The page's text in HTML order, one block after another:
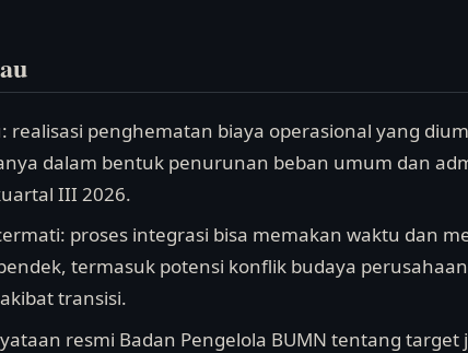
realisasi penghematan biaya operasional yang
dalam bentuk penurunan beban umum dan
III 2026.
proses integrasi bisa memakan waktu dan
termasuk potensi konflik budaya
transisi.
resmi Badan Pengelola BUMN tentang target